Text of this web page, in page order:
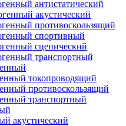
антистатический
акустический
противоскользящий
спортивный
сценический
транспортный
токопроводящий
противоскользящий
транспортный
акустический